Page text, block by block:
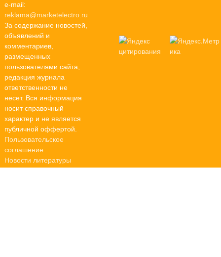
e-mail:
reklama@marketelectro.ru
За содержание новостей,
объявлений и
комментариев,
размещенных
пользователями сайта,
редакция журнала
ответственности не
несет. Вся информация
носит справочный
характер и не является
публичной оффертой.
Пользовательское
соглашение
Новости литературы